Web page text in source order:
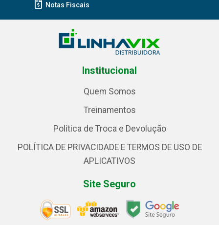
Notas Fiscais
Institucional
Quem Somos
Treinamentos
Política de Troca e Devolução
POLÍTICA DE PRIVACIDADE E TERMOS DE USO DE
APLICATIVOS
Site Seguro